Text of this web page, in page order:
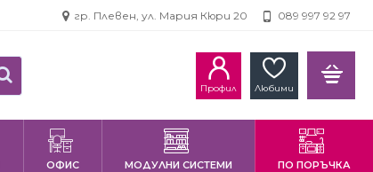
гр. Плевен, ул. Мария Кюри 20 089 997 92 97
Профил Любими
ОФИС МОДУЛНИ СИСТЕМИ ПО ПОРЪЧКА